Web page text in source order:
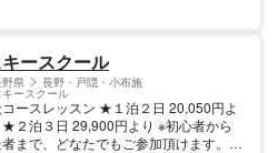
人ースクール
県 長野・戸隠・小布施
キースクール
ースレッスン ★１泊２日 20,050円よ
２泊３日 29,900円より ※初心者から
者まで、どなたでもご参加頂けます。